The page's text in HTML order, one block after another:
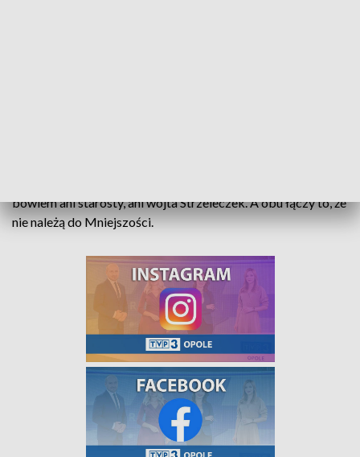
bowiem ani starosty, ani wójta Strzeleczek. A obu łączy to, że
nie należą do Mniejszości.